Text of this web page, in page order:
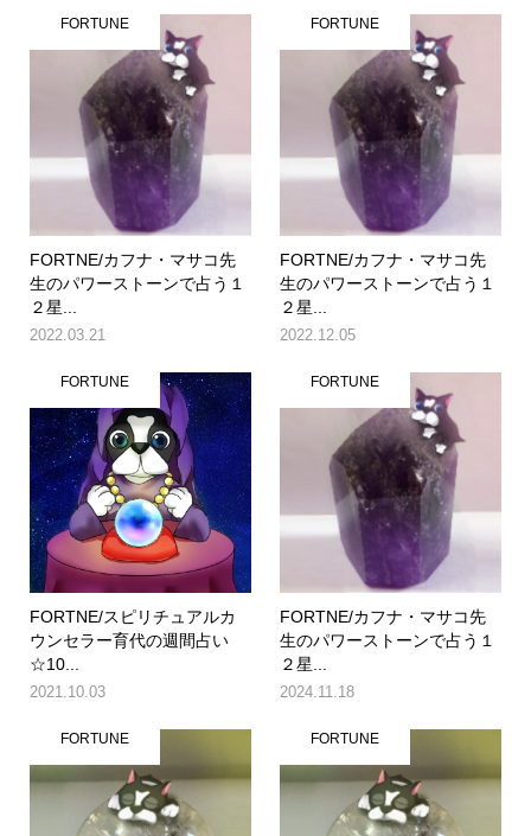
FORTUNE
FORTNE/カフナ・マサコ先
生のパワーストーンで占う１
２星...
2022.03.21
FORTUNE
FORTNE/カフナ・マサコ先
生のパワーストーンで占う１
２星...
2022.12.05
FORTUNE
FORTNE/スピリチュアルカ
ウンセラー育代の週間占い
☆10...
2021.10.03
FORTUNE
FORTNE/カフナ・マサコ先
生のパワーストーンで占う１
２星...
2024.11.18
FORTUNE FORTUNE